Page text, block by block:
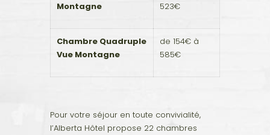
Montagne
523€
Chambre Quadruple
Vue Montagne
de 154€ à
585€
Pour votre séjour en toute convivialité,
l’Alberta Hôtel propose 22 chambres